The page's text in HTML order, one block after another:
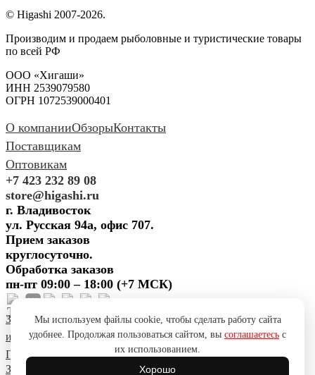
© Higashi 2007-2026.
Производим и продаем рыболовные и туристические товары
по всей РФ
ООО «Хигаши»
ИНН 2539079580
ОГРН 1072539000401
О компанииОбзорыКонтакты
Поставщикам
Оптовикам
+7 423 232 89 08
store@higashi.ru
г. Владивосток
ул. Русская 94а, офис 707.
Прием заказов
круглосуточно.
Обработка заказов
пн-пт 09:00 – 18:00 (+7 МСК)
Задать вопросПредложить
идеюПоблагодаритьПожаловаться Сообщить об ошибке
Политика конфиденциальностиСогласие на обработку ПД
Задать вопрос
Мы используем файлы cookie, чтобы сделать работу сайта
удобнее. Продолжая пользоваться сайтом, вы соглашаетесь с
их использованием.
Хорошо